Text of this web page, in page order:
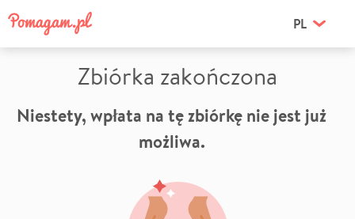
PL
Zbiórka zakończona
Niestety, wpłata na tę zbiórkę nie jest już
możliwa.